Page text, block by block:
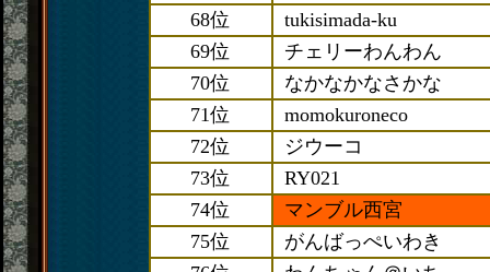
68位
tukisimada-ku
69位
チェリーわんわん
70位
なかなかなさかな
71位
momokuroneco
72位
ジウーコ
73位
RY021
74位
マンブル西宮
75位
がんばっぺいわき